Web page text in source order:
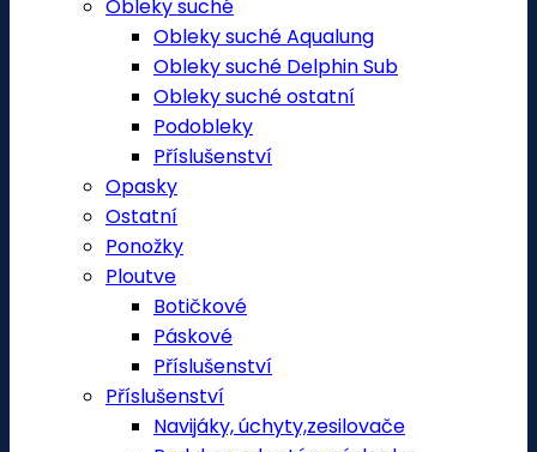
Obleky suché
Obleky suché Aqualung
Obleky suché Delphin Sub
Obleky suché ostatní
Podobleky
Příslušenství
Opasky
Ostatní
Ponožky
Ploutve
Botičkové
Páskové
Příslušenství
Příslušenství
Navijáky, úchyty,zesilovače